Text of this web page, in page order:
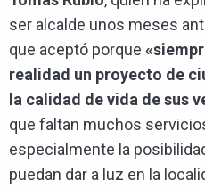
ser alcalde unos meses
que aceptó porque
realidad un proyecto de
la calidad de vida de sus
que faltan muchos
especialmente la
puedan dar a luz en la